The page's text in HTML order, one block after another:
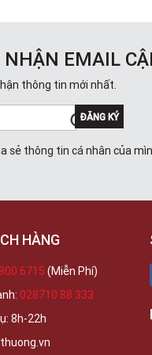
EMAIL
thông tin mới nhất.
ĐĂNG KÝ
sẻ thông tin cá nhân của
HÀNG
6715 (Miễn Phí)
028710 88 333
8h-22h